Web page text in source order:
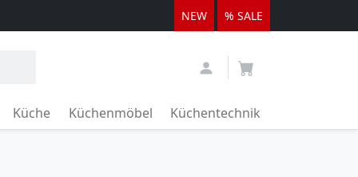
NEW % SALE
Küche Küchenmöbel Küchentechnik